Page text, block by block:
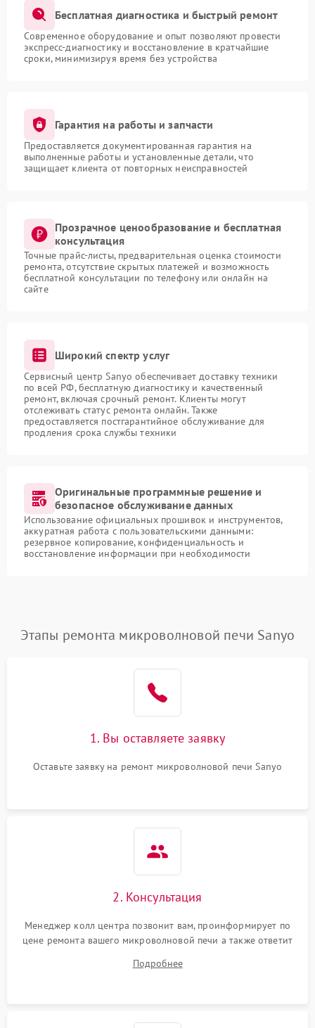
Бесплатная диагностика и быстрый ремонт
Современное оборудование и опыт позволяют провести
экспресс-диагностику и восстановление в кратчайшие
сроки, минимизируя время без устройства
Гарантия на работы и запчасти
Предоставляется документированная гарантия на
выполненные работы и установленные детали, что
защищает клиента от повторных неисправностей
Прозрачное ценообразование и бесплатная
консультация
Точные прайс-листы, предварительная оценка стоимости
ремонта, отсутствие скрытых платежей и возможность
бесплатной консультации по телефону или онлайн на
сайте
Широкий спектр услуг
Сервисный центр Sanyo обеспечивает доставку техники
по всей РФ, бесплатную диагностику и качественный
ремонт, включая срочный ремонт. Клиенты могут
отслеживать статус ремонта онлайн. Также
предоставляется постгарантийное обслуживание для
продления срока службы техники
Оригинальные программные решение и
безопасное обслуживание данных
Использование официальных прошивок и инструментов,
аккуратная работа с пользовательскими данными:
резервное копирование, конфиденциальность и
восстановление информации при необходимости
Этапы ремонта микроволновой печи Sanyo
1. Вы оставляете заявку
Оставьте заявку на ремонт микроволновой печи Sanyo
2. Консультация
Менеджер колл центра позвонит вам, проинформирует по
цене ремонта вашего микроволновой печи а также ответит
Подробнее